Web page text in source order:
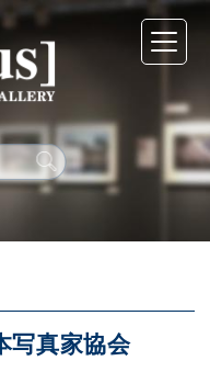
Facebook
真家協会